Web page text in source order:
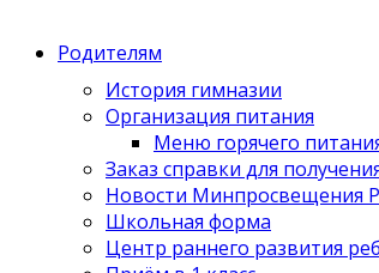
Родителям
История гимназии
Организация питания
Меню горячего
Заказ справки для
Новости Минпросвещения
Школьная форма
Центр раннего развития